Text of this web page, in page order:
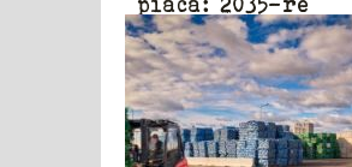
elérheti a 31,95
milliárd dollárt